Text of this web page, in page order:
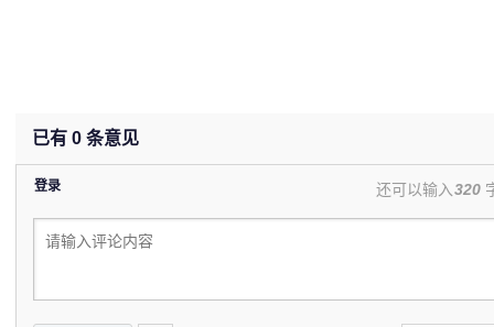
已有 0 条意见
登录 还可以输入320